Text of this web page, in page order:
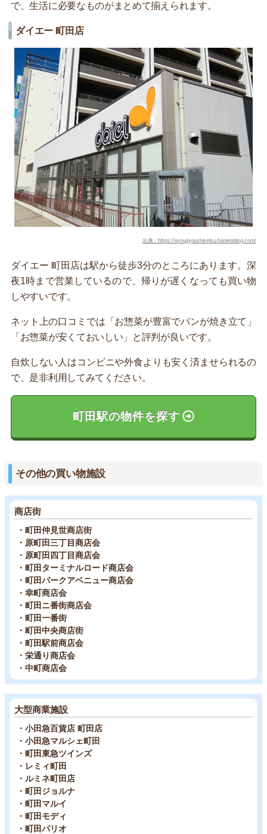
で、生活に必要なものがまとめて揃えられます。
ダイエー 町田店
出典：https://syougyoushisetsu.hatenablog.com/
ダイエー 町田店は駅から徒歩3分のところにあります。深
夜1時まで営業しているので、帰りが遅くなっても買い物
しやすいです。
ネット上の口コミでは「お惣菜が豊富でパンが焼き立て」
「お惣菜が安くておいしい」と評判が良いです。
自炊しない人はコンビニや外食よりも安く済ませられるの
で、是非利用してみてください。
町田駅の物件を探す
その他の買い物施設
商店街
・町田仲見世商店街
・原町田三丁目商店会
・原町田四丁目商店会
・町田ターミナルロード商店会
・町田パークアベニュー商店会
・幸町商店会
・町田ニ番街商店会
・町田一番街
・町田中央商店街
・町田駅前商店会
・栄通り商店会
・中町商店会
大型商業施設
・小田急百貨店 町田店
・小田急マルシェ町田
・町田東急ツインズ
・レミィ町田
・ルミネ町田店
・町田ジョルナ
・町田マルイ
・町田モディ
・町田パリオ